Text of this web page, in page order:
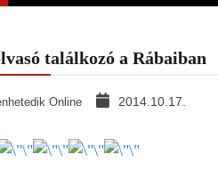
találkozó a Rábaiban
Online 2014.10.17.